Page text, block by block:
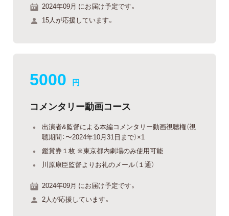
2024年09月 にお届け予定です。
15人が応援しています。
5000 円
コメンタリー動画コース
出演者&監督による本編コメンタリー動画視聴権（視
聴期間：〜2024年10月31日まで）×1
鑑賞券１枚 ※東京都内劇場のみ使用可能
川原康臣監督よりお礼のメール（１通）
2024年09月 にお届け予定です。
2人が応援しています。